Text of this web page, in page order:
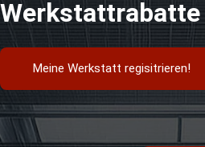
Werkstattrabatte
Meine Werkstatt regisitrieren!